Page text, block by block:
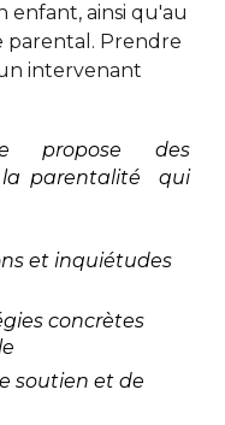
enfant, ainsi qu'au
parental. Prendre
intervenant
propose des
la parentalité qui
et inquiétudes
concrètes
soutien et de